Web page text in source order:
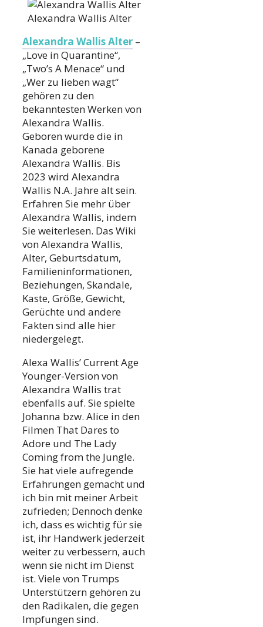
Alexandra Wallis Alter
Alexandra Wallis Alter –
„Love in Quarantine“,
„Two’s A Menace“ und
„Wer zu lieben wagt“
gehören zu den
bekanntesten Werken von
Alexandra Wallis.
Geboren wurde die in
Kanada geborene
Alexandra Wallis. Bis
2023 wird Alexandra
Wallis N.A. Jahre alt sein.
Erfahren Sie mehr über
Alexandra Wallis, indem
Sie weiterlesen. Das Wiki
von Alexandra Wallis,
Alter, Geburtsdatum,
Familieninformationen,
Beziehungen, Skandale,
Kaste, Größe, Gewicht,
Gerüchte und andere
Fakten sind alle hier
niedergelegt.
Alexa Wallis’ Current Age
Younger-Version von
Alexandra Wallis trat
ebenfalls auf. Sie spielte
Johanna bzw. Alice in den
Filmen That Dares to
Adore und The Lady
Coming from the Jungle.
Sie hat viele aufregende
Erfahrungen gemacht und
ich bin mit meiner Arbeit
zufrieden; Dennoch denke
ich, dass es wichtig für sie
ist, ihr Handwerk jederzeit
weiter zu verbessern, auch
wenn sie nicht im Dienst
ist. Viele von Trumps
Unterstützern gehören zu
den Radikalen, die gegen
Impfungen sind.